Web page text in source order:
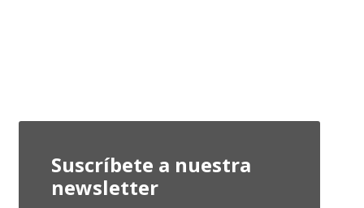
Suscríbete a nuestra
newsletter